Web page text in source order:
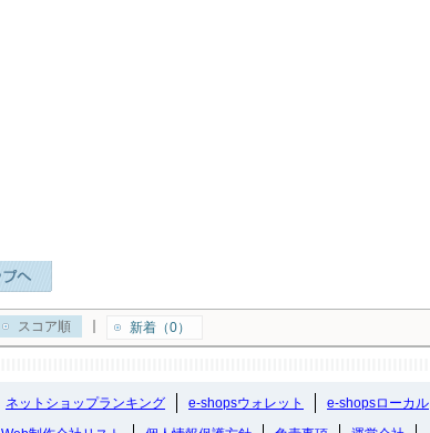
スコア順 新着（0）
ネットショップランキング e-shopsウォレット e-shopsローカル